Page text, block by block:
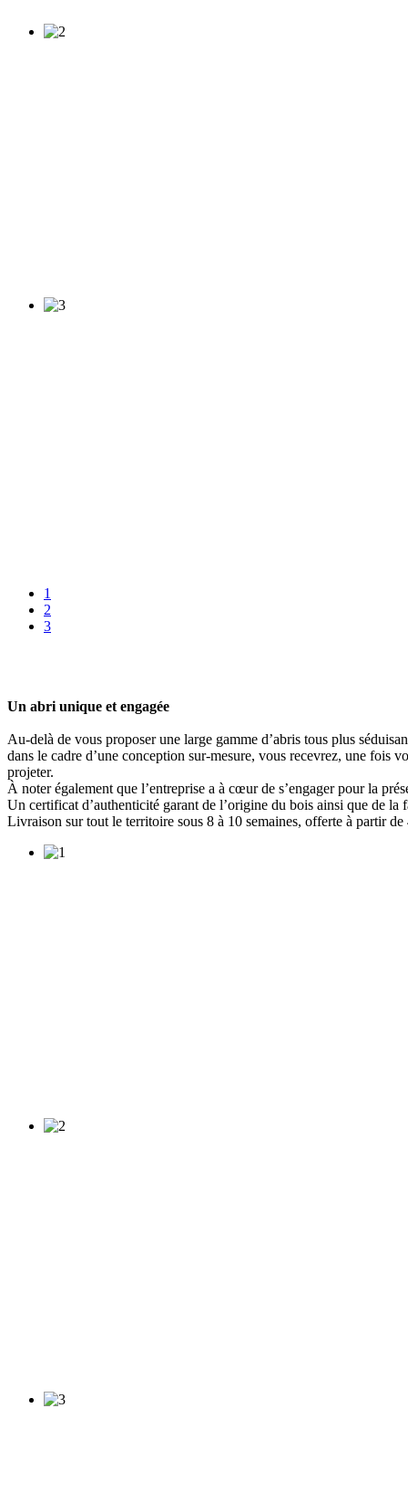
1
2
3
Un abri unique et engagée
Au-delà de vous proposer une large gamme d’abris tous plus
dans le cadre d’une conception sur-mesure, vous recevrez, une fois
projeter.
À noter également que l’entreprise a à cœur de s’engager pour la
Un certificat d’authenticité garant de l’origine du bois ainsi que de
Livraison sur tout le territoire sous 8 à 10 semaines, offerte à partir